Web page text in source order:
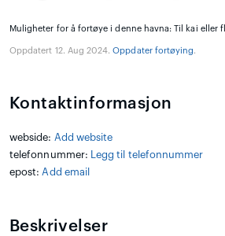
Muligheter for å fortøye i denne havna: Til kai eller
Oppdatert 12. Aug 2024.Oppdater fortøying.
Kontaktinformasjon
webside: Add website
telefonnummer:
Legg til telefonnummer
epost: Add email
Beskrivelser